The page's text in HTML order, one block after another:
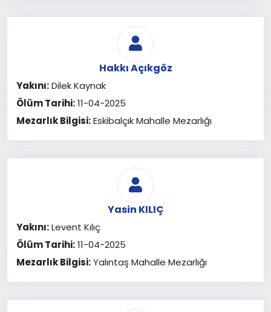
Hakkı Açıkgöz
Yakını:Dilek Kaynak
Ölüm Tarihi:11-04-2025
Mezarlık Bilgisi:Eskibalçık Mahalle Mezarlığı
Yasin KILIÇ
Yakını:Levent Kılıç
Ölüm Tarihi:11-04-2025
Mezarlık Bilgisi:Yalıntaş Mahalle Mezarlığı